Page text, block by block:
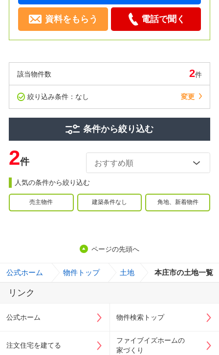
資料をもらう 電話で聞く
該当物件数 2件
絞り込み条件：なし 変更
条件から絞り込む
2件
人気の条件から絞り込む
売主物件 建築条件なし 角地、新着物件
ページの先頭へ
公式ホーム 物件トップ 土地 本庄市の土地一覧
リンク
公式ホーム 物件検索トップ
注文住宅を建てる
ファイブイズホームの
家づくり